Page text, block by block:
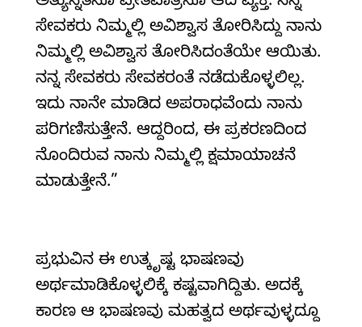
ಸೇವಕರು ನಿಮ್ಮಲ್ಲಿ ಅವಿಶ್ವಾಸ ತೋರಿಸಿದ್ದು ನಾನು
ನಿಮ್ಮಲ್ಲಿ ಅವಿಶ್ವಾಸ ತೋರಿಸಿದಂತೆಯೇ ಆಯಿತು.
ನನ್ನ ಸೇವಕರು ಸೇವಕರಂತೆ ನಡೆದುಕೊಳ್ಳಲಿಲ್ಲ.
ಇದು ನಾನೇ ಮಾಡಿದ ಅಪರಾಧವೆಂದು ನಾನು
ಪರಿಗಣಿಸುತ್ತೇನೆ. ಆದ್ದರಿಂದ, ಈ ಪ್ರಕರಣದಿಂದ
ನೊಂದಿರುವ ನಾನು ನಿಮ್ಮಲ್ಲಿ ಕ್ಷಮಾಯಾಚನೆ
ಮಾಡುತ್ತೇನೆ.”
ಪ್ರಭುವಿನ ಈ ಉತ್ಕೃಷ್ಟ ಭಾಷಣವು
ಅರ್ಥಮಾಡಿಕೊಳ್ಳಲಿಕ್ಕೆ ಕಷ್ಟವಾಗಿದ್ದಿತು. ಅದಕ್ಕೆ
ಕಾರಣ ಆ ಭಾಷಣವು ಮಹತ್ವದ ಅರ್ಥವುಳ್ಳದ್ದೂ